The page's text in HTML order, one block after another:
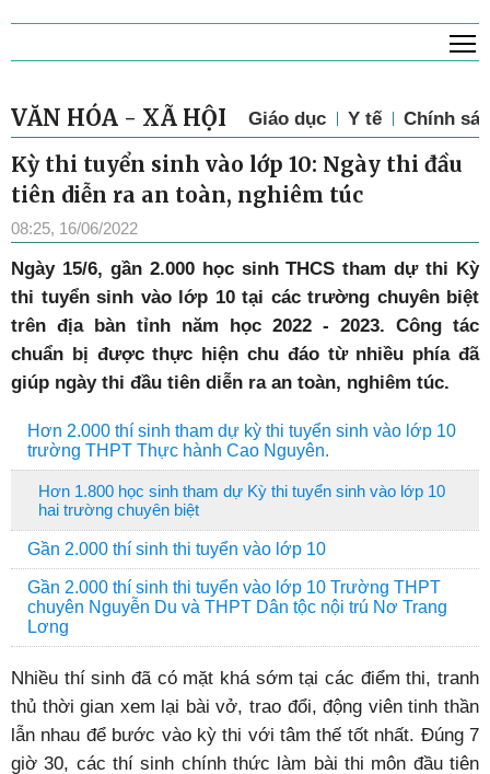
VĂN HÓA - XÃ HỘI Giáo dục Y tế Chính
Kỳ thi tuyển sinh vào lớp 10: Ngày thi đầu
tiên diễn ra an toàn, nghiêm túc
08:25, 16/06/2022
Ngày 15/6, gần 2.000 học sinh THCS tham dự thi Kỳ
thi tuyển sinh vào lớp 10 tại các trường chuyên biệt
trên địa bàn tỉnh năm học 2022 - 2023. Công tác
chuẩn bị được thực hiện chu đáo từ nhiều phía đã
giúp ngày thi đầu tiên diễn ra an toàn, nghiêm túc.
Hơn 2.000 thí sinh tham dự kỳ thi tuyển sinh vào lớp 10
trường THPT Thực hành Cao Nguyên.
Hơn 1.800 học sinh tham dự Kỳ thi tuyển sinh vào lớp 10
hai trường chuyên biệt
Gần 2.000 thí sinh thi tuyển vào lớp 10
Gần 2.000 thí sinh thi tuyển vào lớp 10 Trường THPT
chuyên Nguyễn Du và THPT Dân tộc nội trú Nơ Trang
Lơng
Nhiều thí sinh đã có mặt khá sớm tại các điểm thi, tranh
thủ thời gian xem lại bài vở, trao đổi, động viên tinh thần
lẫn nhau để bước vào kỳ thi với tâm thế tốt nhất. Đúng 7
giờ 30, các thí sinh chính thức làm bài thi môn đầu tiên